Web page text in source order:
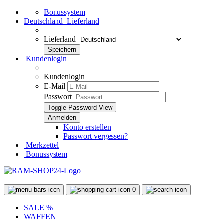
Bonussystem
Deutschland Lieferland
Lieferland
Kundenlogin
Kundenlogin
E-Mail
Passwort
Toggle Password View
Konto erstellen
Passwort vergessen?
Merkzettel
Bonussystem
0
SALE %
WAFFEN